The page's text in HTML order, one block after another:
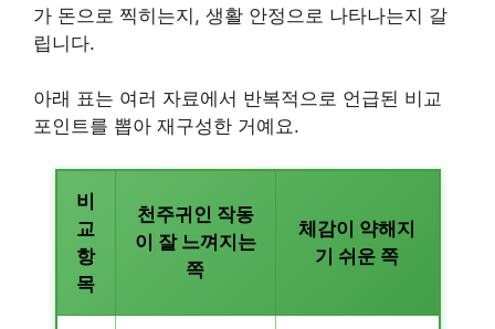
가 돈으로 찍히는지, 생활 안정으로 나타나는지 갈
립니다.
아래 표는 여러 자료에서 반복적으로 언급된 비교
포인트를 뽑아 재구성한 거예요.
비
교
항
목
천주귀인 작동
이 잘 느껴지는
쪽
체감이 약해지
기 쉬운 쪽